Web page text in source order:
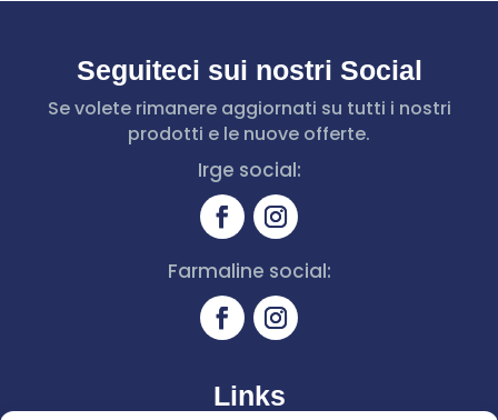
Seguiteci sui nostri Social
Se volete rimanere aggiornati su tutti i nostri
prodotti e le nuove offerte.
Irge social:
Farmaline social:
Links